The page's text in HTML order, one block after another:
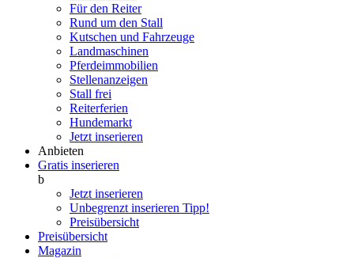
Für den Reiter
Rund um den Stall
Kutschen und Fahrzeuge
Landmaschinen
Pferdeimmobilien
Stellenanzeigen
Stall frei
Reiterferien
Hundemarkt
Jetzt inserieren
Anbieten
Gratis inserieren
b
Jetzt inserieren
Unbegrenzt inserieren Tipp!
Preisübersicht
Preisübersicht
Magazin